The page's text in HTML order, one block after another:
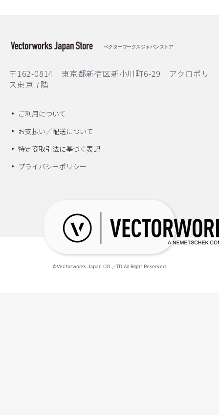
ベクターワークスジャパンストア
〒162-0814 東京都新宿区新小川町6-29 アクロポリ
ス東京 7階
ご利用について
お支払い／配送について
特定商取引法に基づく表記
プライバシーポリシー
©Vectorworks Japan CO.,LTD.All Right Reserved.